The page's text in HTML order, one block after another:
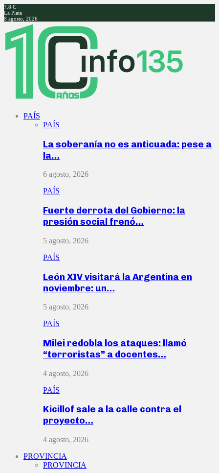
7.8 C
La Plata
8 agosto, 2026
Facebook
Twitter
Instagram
Youtube
PAÍS
PAÍS
La soberanía no es anticuada: pese a
la…
6 agosto, 2026
PAÍS
Fuerte derrota del Gobierno: la
presión social frenó…
5 agosto, 2026
PAÍS
León XIV visitará la Argentina en
noviembre: un…
5 agosto, 2026
PAÍS
Milei redobla los ataques: llamó
“terroristas” a docentes…
4 agosto, 2026
PAÍS
Kicillof sale a la calle contra el
proyecto…
4 agosto, 2026
PROVINCIA
PROVINCIA